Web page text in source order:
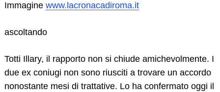
Immagine www.lacronacadiroma.it
ascoltando
Totti Illary, il rapporto non si chiude amichevolmente. I
due ex coniugi non sono riusciti a trovare un accordo
nonostante mesi di trattative. Lo ha confermato oggi il